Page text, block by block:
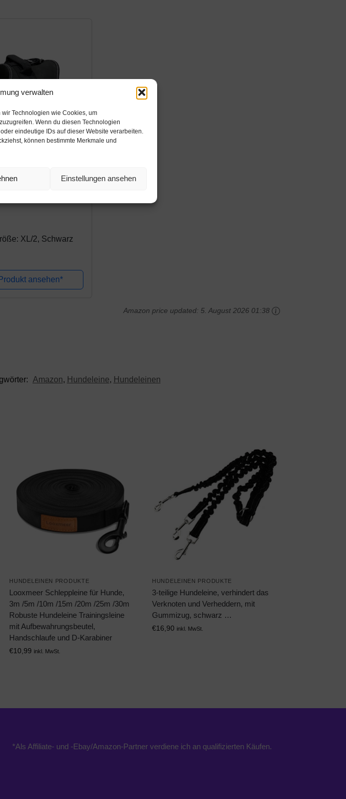
verwalten
Technologien wie Cookies, um
Wenn du diesen Technologien
eindeutige IDs auf dieser Website verarbeiten.
können bestimmte Merkmale und
Einstellungen ansehen
XL/2, Schwarz
ansehen*
Amazon price updated: 5. August 2026 01:38
Amazon, Hundeleine, Hundeleinen
HUNDELEINEN PRODUKTE
Looxmeer Schleppleine für Hunde,
3m /5m /10m /15m /20m /25m /30m
Robuste Hundeleine Trainingsleine
mit Aufbewahrungsbeutel,
Handschlaufe und D-Karabiner
€10,99 inkl. MwSt.
HUNDELEINEN PRODUKTE
3-teilige Hundeleine, verhindert das
Verknoten und Verheddern, mit
Gummizug, schwarz …
€16,90 inkl. MwSt.
*Als Affiliate- und -Ebay/Amazon-Partner verdiene ich an qualifizierten Käufen.